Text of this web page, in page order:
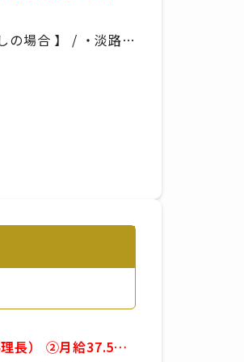
の場合 】 / ・淡路IC
姫バス「平林」か